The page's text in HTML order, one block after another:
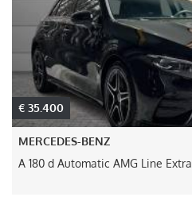
€ 45.000
MERCEDES-BENZ
GLB 200 Automatic Advanced Plus